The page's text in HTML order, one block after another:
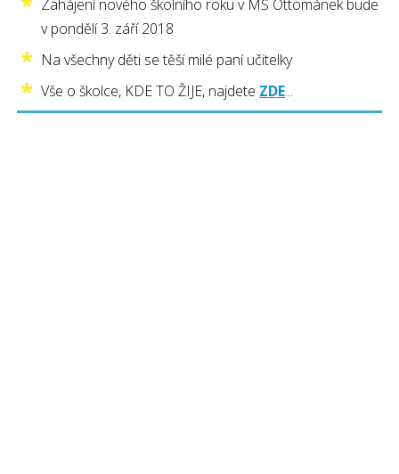
Zahájení nového školního roku v MŠ Ottománek bude
v pondělí 3. září 2018
Na všechny děti se těší milé paní učitelky
Vše o školce, KDE TO ŽIJE, najdete ZDE...